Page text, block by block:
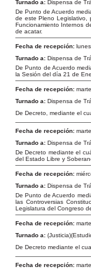
Turnado a: Dispensa de
De Punto de Acuerdo
de este Pleno Legislativo,
Funcionamiento Internos
de acatar.
Fecha de recepción:
Turnado a: Dispensa de
De Punto de Acuerdo
la Sesión del día 21 de
Fecha de recepción:
Turnado a: Dispensa de
De Decreto, mediante el
Fecha de recepción:
Turnado a: Dispensa de
De Decreto mediante el
del Estado Libre y
Fecha de recepción:
Turnado a: Dispensa de
De Punto de Acuerdo
las Controversias
Legislatura del Congreso
Fecha de recepción:
Turnado a:
De Decreto mediante el
Fecha de recepción: